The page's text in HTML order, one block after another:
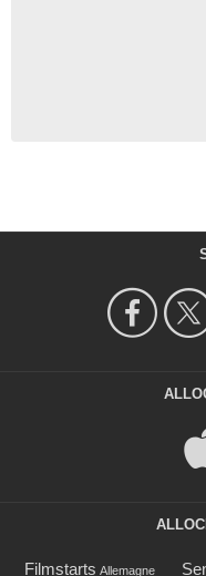
Filmstarts Allemagne